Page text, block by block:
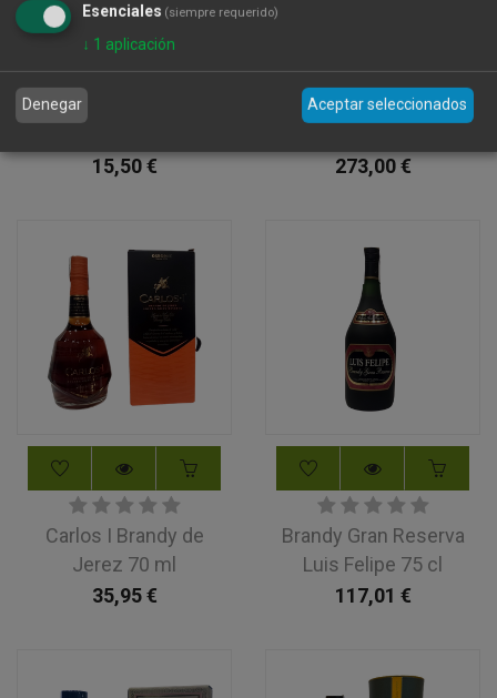
Lico Postre by
15,50€
Cognac Hennesy Xo
273,00€
Carlos I Brandy de
Jerez 70 ml
35,95€
Brandy Gran Reserva
Luis Felipe 75 cl
117,01 €
Esenciales (siempre requerido)
↓ 1 aplicación
Denegar Aceptar seleccionados